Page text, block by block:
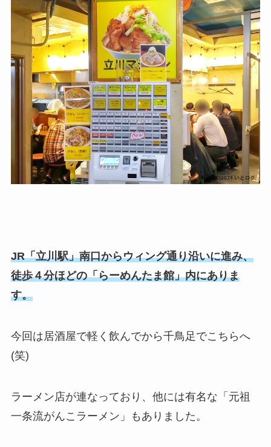
JR「立川駅」南口からウィング通り沿いに進み、
徒歩４分ほどの「らーめんたま館」内にありま
す。
今回は居酒屋で軽く飲んでから千鳥足でこちらへ
(笑)
ラーメン店が連なっており、他には有名な「元祖
一条流がんこラーメン」もありました。